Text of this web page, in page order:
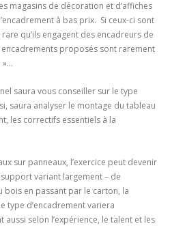
magasins de décoration et d’affiches
à bas prix. Si ceux-ci sont
qu’ils engagent des encadreurs de
proposés sont rarement
»…
saura vous conseiller sur le type
saura analyser le montage du tableau
les correctifs essentiels à la
sur panneaux, l’exercice peut devenir
variant largement – de
bois en passant par le carton, la
type d’encadrement variera
aussi selon l’expérience, le talent et les